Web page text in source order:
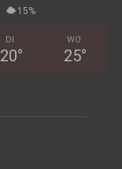
15%
DI
20°
WO
25°